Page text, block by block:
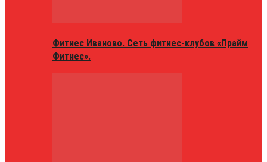
Фитнес Иваново. Сеть фитнес-клубов «Прайм
Фитнес».